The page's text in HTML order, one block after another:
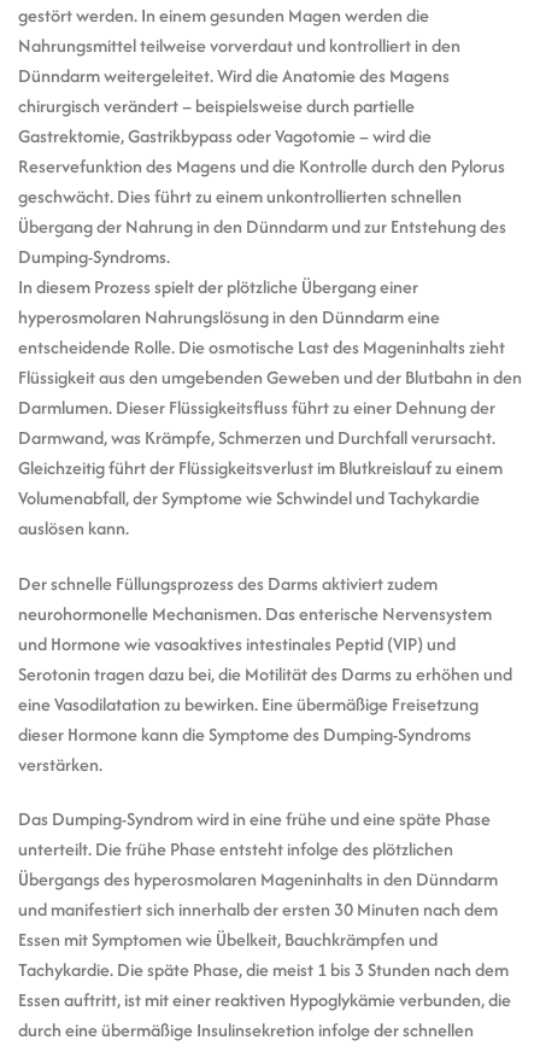
gestört werden. In einem gesunden Magen werden die
Nahrungsmittel teilweise vorverdaut und kontrolliert in den
Dünndarm weitergeleitet. Wird die Anatomie des Magens
chirurgisch verändert – beispielsweise durch partielle
Gastrektomie, Gastrikbypass oder Vagotomie – wird die
Reservefunktion des Magens und die Kontrolle durch den Pylorus
geschwächt. Dies führt zu einem unkontrollierten schnellen
Übergang der Nahrung in den Dünndarm und zur Entstehung des
Dumping-Syndroms.
In diesem Prozess spielt der plötzliche Übergang einer
hyperosmolaren Nahrungslösung in den Dünndarm eine
entscheidende Rolle. Die osmotische Last des Mageninhalts zieht
Flüssigkeit aus den umgebenden Geweben und der Blutbahn in den
Darmlumen. Dieser Flüssigkeitsfluss führt zu einer Dehnung der
Darmwand, was Krämpfe, Schmerzen und Durchfall verursacht.
Gleichzeitig führt der Flüssigkeitsverlust im Blutkreislauf zu einem
Volumenabfall, der Symptome wie Schwindel und Tachykardie
auslösen kann.
Der schnelle Füllungsprozess des Darms aktiviert zudem
neurohormonelle Mechanismen. Das enterische Nervensystem
und Hormone wie vasoaktives intestinales Peptid (VIP) und
Serotonin tragen dazu bei, die Motilität des Darms zu erhöhen und
eine Vasodilatation zu bewirken. Eine übermäßige Freisetzung
dieser Hormone kann die Symptome des Dumping-Syndroms
verstärken.
Das Dumping-Syndrom wird in eine frühe und eine späte Phase
unterteilt. Die frühe Phase entsteht infolge des plötzlichen
Übergangs des hyperosmolaren Mageninhalts in den Dünndarm
und manifestiert sich innerhalb der ersten 30 Minuten nach dem
Essen mit Symptomen wie Übelkeit, Bauchkrämpfen und
Tachykardie. Die späte Phase, die meist 1 bis 3 Stunden nach dem
Essen auftritt, ist mit einer reaktiven Hypoglykämie verbunden, die
durch eine übermäßige Insulinsekretion infolge der schnellen